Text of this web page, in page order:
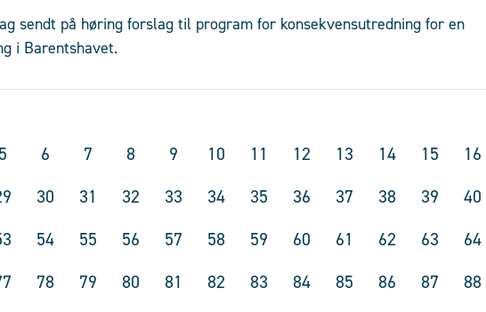
sendt på høring forslag til program for konsekvensutredning for en
i Barentshavet.
5 6 7 8 9 10 11 12 13 14 15 16
30 31 32 33 34 35 36 37 38 39 40
54 55 56 57 58 59 60 61 62 63 64
78 79 80 81 82 83 84 85 86 87 88